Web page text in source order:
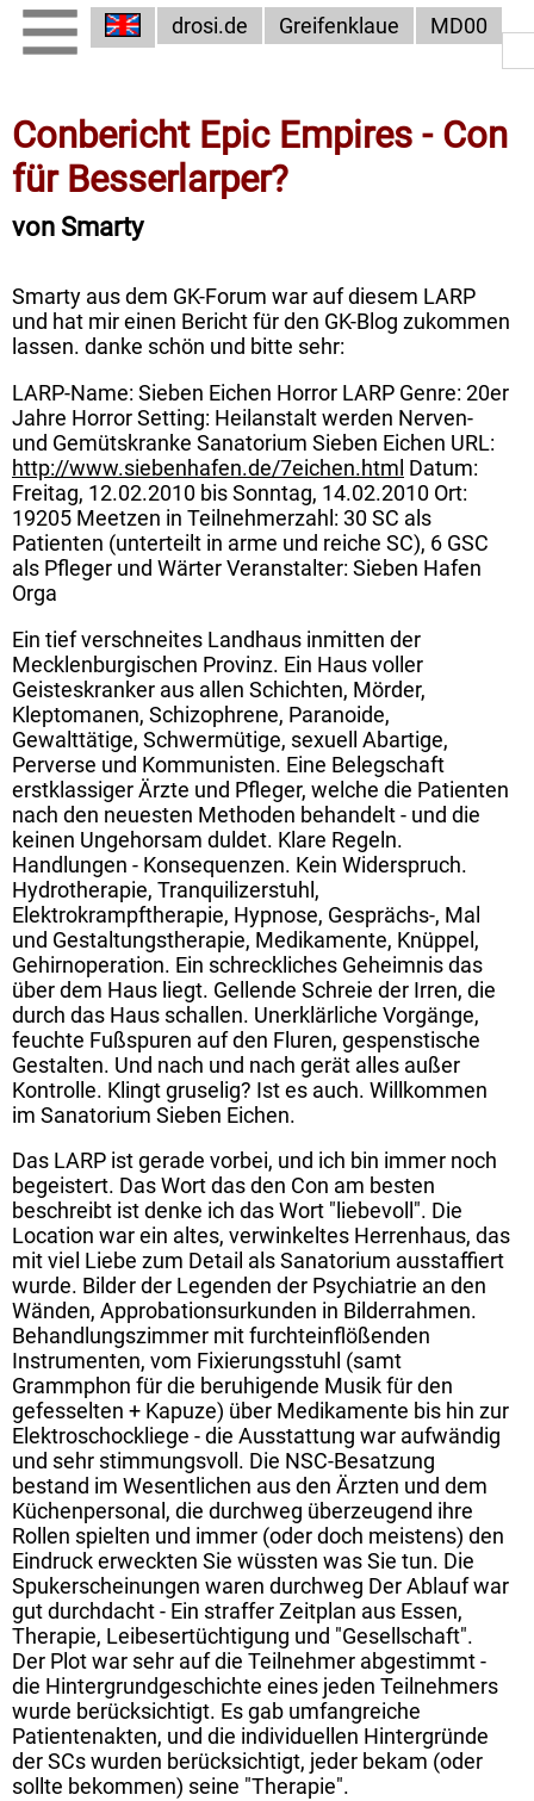
drosi.de Greifenklaue MD00
Conbericht Epic Empires - Con
für Besserlarper?
von Smarty
Smarty aus dem GK-Forum war auf diesem LARP
und hat mir einen Bericht für den GK-Blog zukommen
lassen. danke schön und bitte sehr:
LARP-Name: Sieben Eichen Horror LARP Genre: 20er
Jahre Horror Setting: Heilanstalt werden Nerven-
und Gemütskranke Sanatorium Sieben Eichen URL:
http://www.siebenhafen.de/7eichen.html Datum:
Freitag, 12.02.2010 bis Sonntag, 14.02.2010 Ort:
19205 Meetzen in Teilnehmerzahl: 30 SC als
Patienten (unterteilt in arme und reiche SC), 6 GSC
als Pfleger und Wärter Veranstalter: Sieben Hafen
Orga
Ein tief verschneites Landhaus inmitten der
Mecklenburgischen Provinz. Ein Haus voller
Geisteskranker aus allen Schichten, Mörder,
Kleptomanen, Schizophrene, Paranoide,
Gewalttätige, Schwermütige, sexuell Abartige,
Perverse und Kommunisten. Eine Belegschaft
erstklassiger Ärzte und Pfleger, welche die Patienten
nach den neuesten Methoden behandelt - und die
keinen Ungehorsam duldet. Klare Regeln.
Handlungen - Konsequenzen. Kein Widerspruch.
Hydrotherapie, Tranquilizerstuhl,
Elektrokrampftherapie, Hypnose, Gesprächs-, Mal
und Gestaltungstherapie, Medikamente, Knüppel,
Gehirnoperation. Ein schreckliches Geheimnis das
über dem Haus liegt. Gellende Schreie der Irren, die
durch das Haus schallen. Unerklärliche Vorgänge,
feuchte Fußspuren auf den Fluren, gespenstische
Gestalten. Und nach und nach gerät alles außer
Kontrolle. Klingt gruselig? Ist es auch. Willkommen
im Sanatorium Sieben Eichen.
Das LARP ist gerade vorbei, und ich bin immer noch
begeistert. Das Wort das den Con am besten
beschreibt ist denke ich das Wort "liebevoll". Die
Location war ein altes, verwinkeltes Herrenhaus, das
mit viel Liebe zum Detail als Sanatorium ausstaffiert
wurde. Bilder der Legenden der Psychiatrie an den
Wänden, Approbationsurkunden in Bilderrahmen.
Behandlungszimmer mit furchteinflößenden
Instrumenten, vom Fixierungsstuhl (samt
Grammphon für die beruhigende Musik für den
gefesselten + Kapuze) über Medikamente bis hin zur
Elektroschockliege - die Ausstattung war aufwändig
und sehr stimmungsvoll. Die NSC-Besatzung
bestand im Wesentlichen aus den Ärzten und dem
Küchenpersonal, die durchweg überzeugend ihre
Rollen spielten und immer (oder doch meistens) den
Eindruck erweckten Sie wüssten was Sie tun. Die
Spukerscheinungen waren durchweg Der Ablauf war
gut durchdacht - Ein straffer Zeitplan aus Essen,
Therapie, Leibesertüchtigung und "Gesellschaft".
Der Plot war sehr auf die Teilnehmer abgestimmt -
die Hintergrundgeschichte eines jeden Teilnehmers
wurde berücksichtigt. Es gab umfangreiche
Patientenakten, und die individuellen Hintergründe
der SCs wurden berücksichtigt, jeder bekam (oder
sollte bekommen) seine "Therapie".